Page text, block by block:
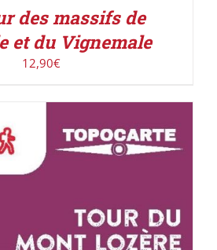
des massifs de
et du Vignemale
12,90€